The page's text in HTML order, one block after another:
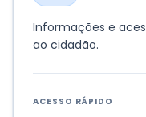
Informações e
ao cidadão.
ACESSO RÁPIDO